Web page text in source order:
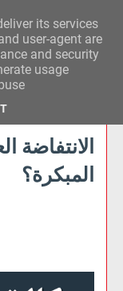
الانتفاضة
المبكرة؟
its services
user-agent are
and security
usage